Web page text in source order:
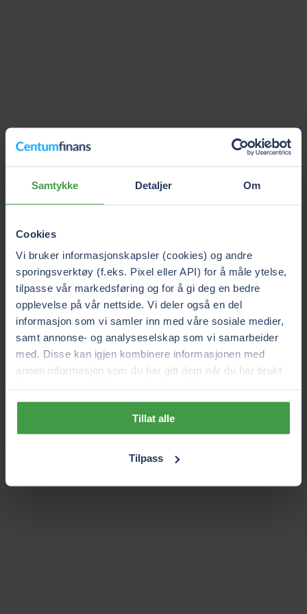
Samtykke Detaljer Om
Cookies
Vi bruker informasjonskapsler (cookies) og andre
sporingsverktøy (f.eks. Pixel eller API) for å måle ytelse,
tilpasse vår markedsføring og for å gi deg en bedre
opplevelse på vår nettside. Vi deler også en del
informasjon som vi samler inn med våre sosiale medier,
samt annonse- og analyseselskap som vi samarbeider
med. Disse kan igjen kombinere informasjonen med
annen informasjon som du har gitt dem når du har brukt
Tillat alle
Tilpass